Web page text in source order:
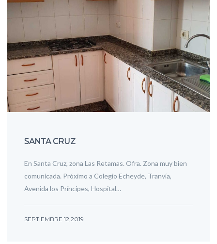
SANTA CRUZ
En Santa Cruz, zona Las Retamas. Ofra. Zona muy bien
comunicada. Próximo a Colegio Echeyde, Tranvía,
Avenida los Príncipes, Hospital…
SEPTIEMBRE 12,2019